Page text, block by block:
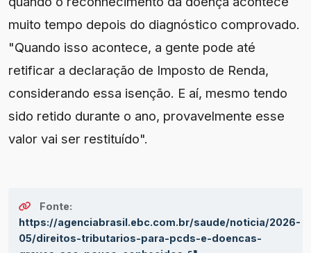
muito tempo depois do diagnóstico comprovado.
"Quando isso acontece, a gente pode até
retificar a declaração de Imposto de Renda,
considerando essa isenção. E aí, mesmo tendo
sido retido durante o ano, provavelmente esse
valor vai ser restituído".
Fonte:
https://agenciabrasil.ebc.com.br/saude/noticia/2026-
05/direitos-tributarios-para-pcds-e-doencas-